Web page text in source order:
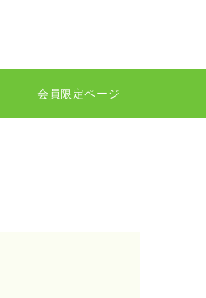
会員限定ページ